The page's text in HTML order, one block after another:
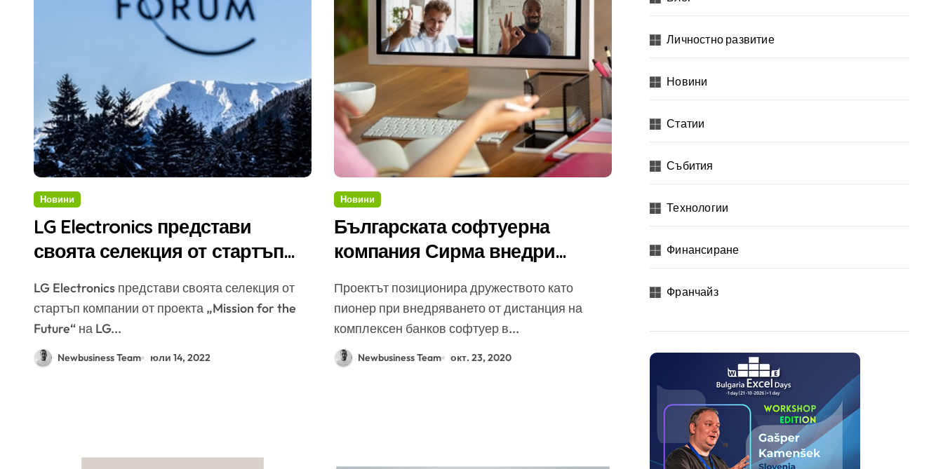
Новини
LG Electronics представи
своята селекция от стартъп
for the Future“
LG Electronics представи своята селекция от
стартъп компании от проекта „Mission for the
Future“ на LG...
Newbusiness Team юли 14, 2022
Новини
Българската софтуерна
компания Сирма внедри
във водеща банка на
Бахамите
Проектът позиционира дружеството като
пионер при внедряването от дистанция на
комплексен банков софтуер в...
Newbusiness Team окт. 23, 2020
Личностно развитие
Новини
Статии
Събития
Технологии
Финансиране
Франчайз